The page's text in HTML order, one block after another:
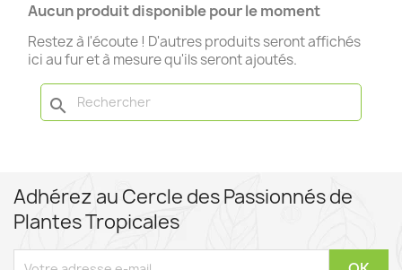
Aucun produit disponible pour le moment
Restez à l'écoute ! D'autres produits seront affichés
ici au fur et à mesure qu'ils seront ajoutés.
search
Adhérez au Cercle des Passionnés de
Plantes Tropicales